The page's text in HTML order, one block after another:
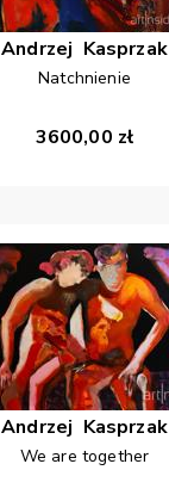
Andrzej Kasprzak
Natchnienie
3600,00 zł
Andrzej Kasprzak
We are together